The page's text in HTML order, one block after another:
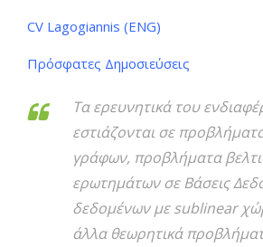
CV Lagogiannis (ENG)
Πρόσφατες Δημοσιεύσεις
Τα ερευνητικά του
εστιάζονται σε
γράφων, προβλήματα
ερωτημάτων σε Βάσεις
δεδομένων με sublinear
άλλα θεωρητικά